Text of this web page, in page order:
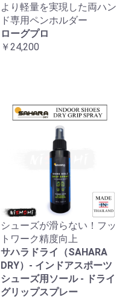
より軽量を実現した両ハン
ド専用ペンホルダー
ローグプロ
￥24,200
シューズが滑らない！フッ
トワーク精度向上
サハラドライ（SAHARA
DRY）- インドアスポーツ
シューズ用ソール - ドライ
グリップスプレー